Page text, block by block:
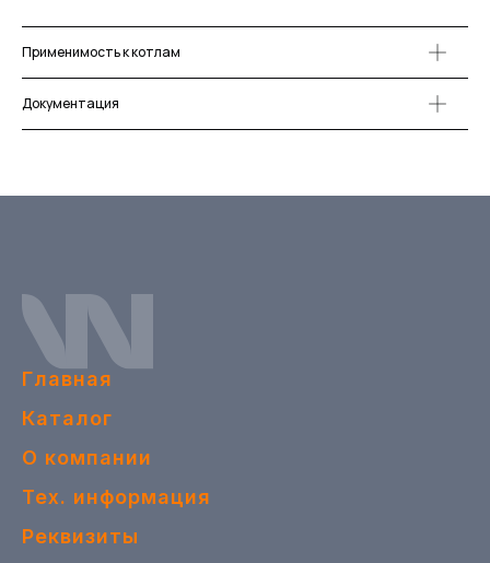
Применимость к котлам
Документация
Главная
Каталог
О компании
Тех. информация
Реквизиты